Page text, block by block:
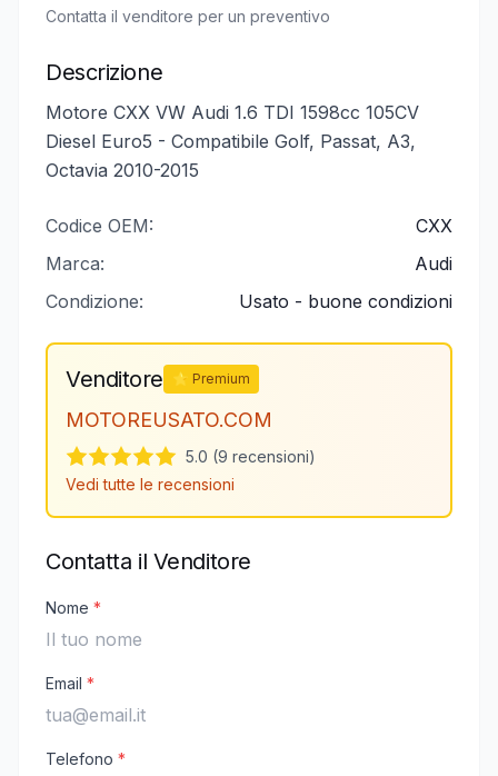
Contatta il venditore per un preventivo
Descrizione
Motore CXX VW Audi 1.6 TDI 1598cc 105CV
Diesel Euro5 - Compatibile Golf, Passat, A3,
Octavia 2010-2015
Codice OEM:
CXX
Marca:
Audi
Condizione:
Usato - buone condizioni
Venditore ⭐ Premium
MOTOREUSATO.COM
5.0 (9 recensioni)
Vedi tutte le recensioni
Contatta il Venditore
Nome *
Email *
Telefono *